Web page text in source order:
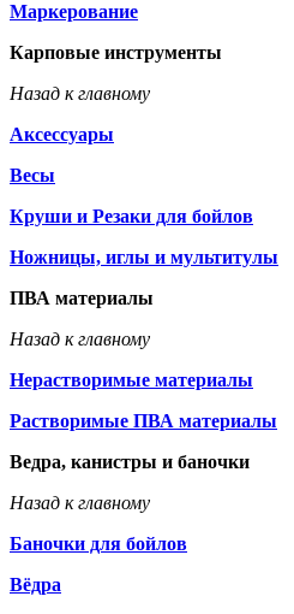
Маркерование
Карповые инструменты
Назад к главному
Аксессуары
Весы
Круши и Резаки для бойлов
Ножницы, иглы и мультитулы
ПВА материалы
Назад к главному
Нерастворимые материалы
Растворимые ПВА материалы
Ведра, канистры и баночки
Назад к главному
Баночки для бойлов
Вёдра